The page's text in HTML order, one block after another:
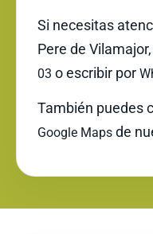
Si necesitas
Pere de
03 o escribir por
También puedes
Google Maps de